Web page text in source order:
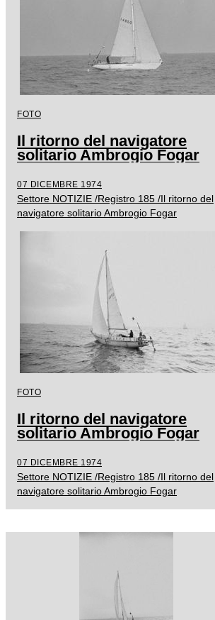
FOTO
Il ritorno del navigatore
solitario Ambrogio Fogar
07 DICEMBRE 1974
Settore NOTIZIE /Registro 185 /Il ritorno del
navigatore solitario Ambrogio Fogar
FOTO
Il ritorno del navigatore
solitario Ambrogio Fogar
07 DICEMBRE 1974
Settore NOTIZIE /Registro 185 /Il ritorno del
navigatore solitario Ambrogio Fogar